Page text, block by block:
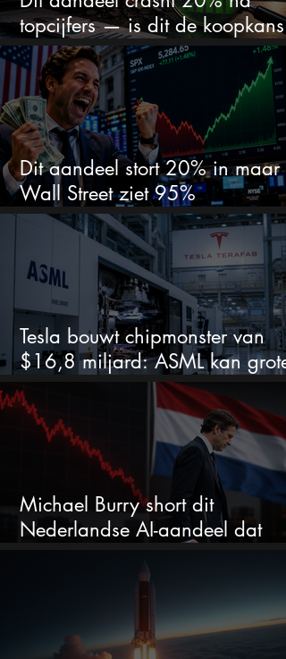
topcijfers — is dit de koopkans
waar beleggers op wachtten?
Dit aandeel stort 20% in maar
Wall Street ziet 95%
koerspotentieel
Tesla bouwt chipmonster van
$16,8 miljard: ASML kan grote
winnaar worden
Michael Burry short dit
Nederlandse AI-aandeel dat